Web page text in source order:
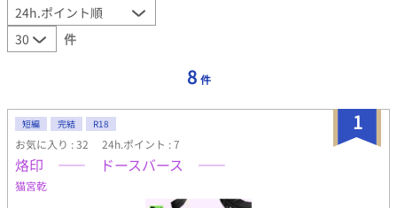
件
8 件
1
短編 完結 R18
お気に入り : 32 24h.ポイント : 7
烙印 ―― ドースバース ――
猫宮乾